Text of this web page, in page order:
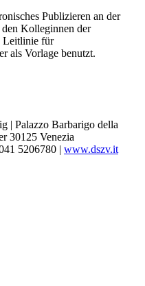
Publizieren an der
Kolleginnen der
Leitlinie für
als Vorlage benutzt.
| Palazzo Barbarigo della
30125 Venezia
5206780 | www.dszv.it